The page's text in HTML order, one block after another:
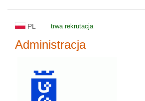
PL trwa rekrutacja
Administracja